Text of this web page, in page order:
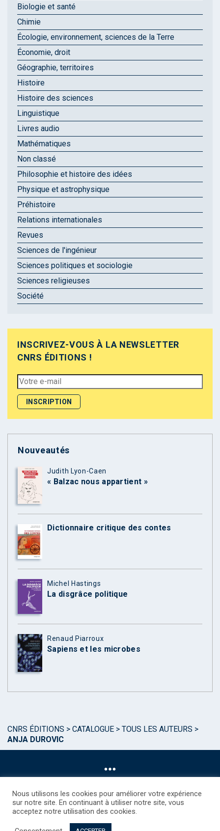
Biologie et santé
Chimie
Écologie, environnement, sciences de la Terre
Économie, droit
Géographie, territoires
Histoire
Histoire des sciences
Linguistique
Livres audio
Mathématiques
Non classé
Philosophie et histoire des idées
Physique et astrophysique
Préhistoire
Relations internationales
Revues
Sciences de l'ingénieur
Sciences politiques et sociologie
Sciences religieuses
Société
INSCRIVEZ-VOUS À LA NEWSLETTER
CNRS ÉDITIONS !
Nouveautés
Judith Lyon-Caen
« Balzac nous appartient »
Dictionnaire critique des contes
Michel Hastings
La disgrâce politique
Renaud Piarroux
Sapiens et les microbes
CNRS ÉDITIONS > CATALOGUE > TOUS LES AUTEURS >
ANJA DUROVIC
©CNRS EDITIONS 2025
Nous utilisons les cookies pour améliorer votre expérience
sur notre site. En continuant à utiliser notre site, vous
acceptez notre utilisation des cookies.